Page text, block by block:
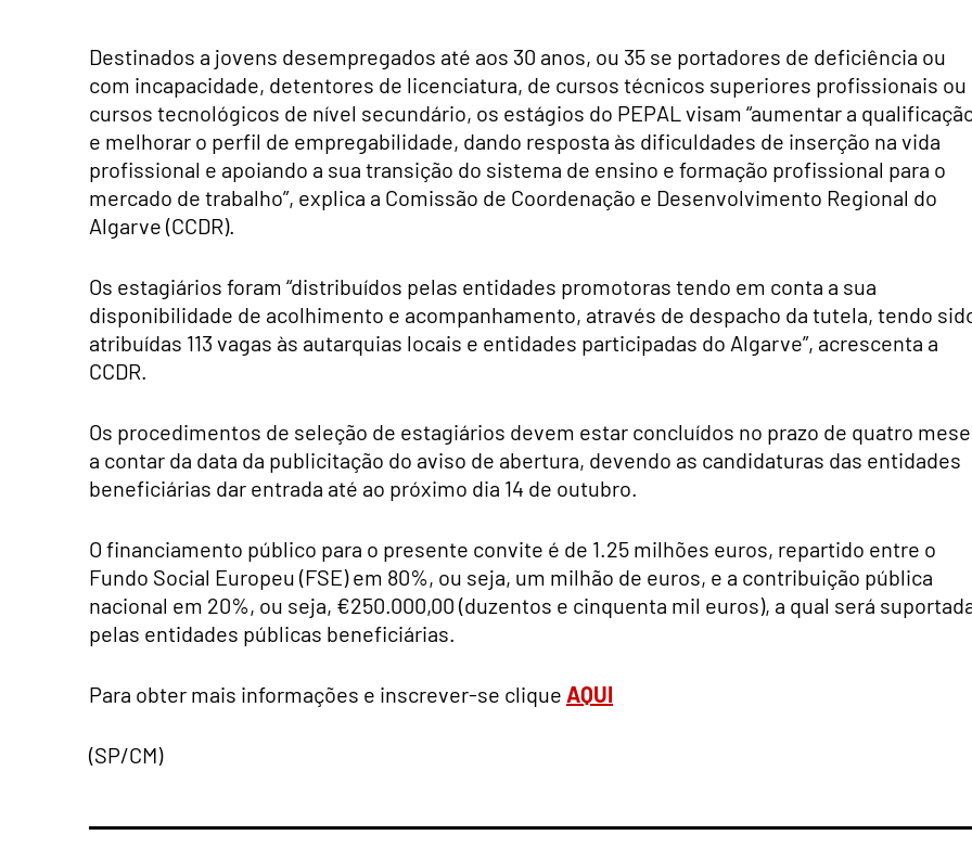
Destinados a jovens desempregados até aos 30 anos, ou 35 se portadores de deficiência ou
com incapacidade, detentores de licenciatura, de cursos técnicos superiores profissionais ou
cursos tecnológicos de nível secundário, os estágios do PEPAL visam “aumentar a
e melhorar o perfil de empregabilidade, dando resposta às dificuldades de inserção na vida
profissional e apoiando a sua transição do sistema de ensino e formação profissional para o
mercado de trabalho”, explica a Comissão de Coordenação e Desenvolvimento Regional do
Algarve (CCDR).
Os estagiários foram “distribuídos pelas entidades promotoras tendo em conta a sua
disponibilidade de acolhimento e acompanhamento, através de despacho da tutela, tendo
atribuídas 113 vagas às autarquias locais e entidades participadas do Algarve”, acrescenta a
CCDR.
Os procedimentos de seleção de estagiários devem estar concluídos no prazo de quatro
a contar da data da publicitação do aviso de abertura, devendo as candidaturas das entidades
beneficiárias dar entrada até ao próximo dia 14 de outubro.
O financiamento público para o presente convite é de 1.25 milhões euros, repartido entre o
Fundo Social Europeu (FSE) em 80%, ou seja, um milhão de euros, e a contribuição pública
nacional em 20%, ou seja, €250.000,00 (duzentos e cinquenta mil euros), a qual será
pelas entidades públicas beneficiárias.
Para obter mais informações e inscrever-se clique AQUI
(SP/CM)